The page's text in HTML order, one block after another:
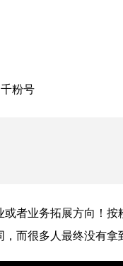
粉号
者业务拓展方向！
而很多人最终没有拿